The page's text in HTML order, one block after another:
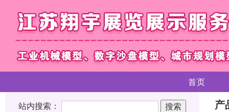
首页
站内搜索： 产